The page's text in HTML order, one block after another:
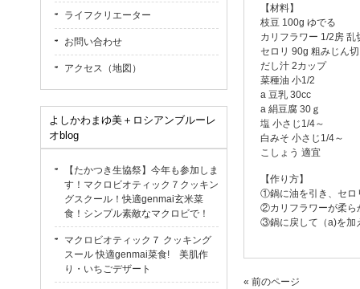
【材料】
枝豆 100g ゆでる
カリフラワー 1/2房 乱
セロリ 90g 粗みじん
だし汁 2カップ
菜種油 小1/2
a 豆乳 30cc
a 絹豆腐 30ｇ
塩 小さじ1/4～
白みそ 小さじ1/4～
こしょう 適宜
【作り方】
①鍋に油を引き、セロ
②カリフラワーが柔ら
③鍋に戻して（a)を加
« 前のページ
ライフクリエーター
お問い合わせ
アクセス（地図）
よしかわまゆ美＋ロシアンブルーレ
オblog
【たかつき生協祭】今年も参加しま
す！マクロビオティック７クッキン
グスクール！快適genmai玄米菜
食！シンプル素敵なマクロビで！
マクロビオティック７ クッキング
スール 快適genmai菜食! 美肌作
り・いちごデザート